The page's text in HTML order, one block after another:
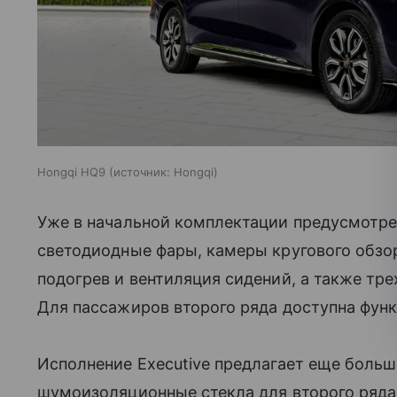
Hongqi HQ9 источник: Hongqi
Уже в начальной комплектации
светодиодные фары, камеры кругового
подогрев и вентиляция сидений, а также
Для пассажиров второго ряда доступна
Исполнение Executive предлагает еще
шумоизоляционные стекла для второго